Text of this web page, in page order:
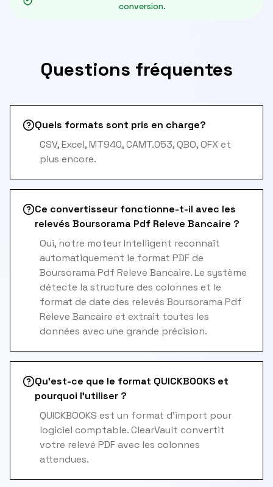
conversion.
Questions fréquentes
Quels formats sont pris en charge?
CSV, Excel, MT940, CAMT.053, QBO, OFX et
plus encore.
Ce convertisseur fonctionne-t-il avec les
relevés Boursorama Pdf Releve Bancaire ?
Oui, notre moteur Intelligent reconnaît
automatiquement le format PDF de
Boursorama Pdf Releve Bancaire. Le système
détecte la structure des colonnes et le
format de date des relevés Boursorama Pdf
Releve Bancaire et extrait toutes les
données avec une grande précision.
Qu'est-ce que le format QUICKBOOKS et
pourquoi l'utiliser ?
QUICKBOOKS est un format d'import pour
logiciel comptable. ClearVault convertit
votre relevé PDF avec les colonnes
attendues.